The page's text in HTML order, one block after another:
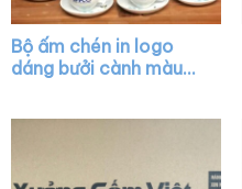
Bộ ấm chén in logo
dáng bưởi cành màu